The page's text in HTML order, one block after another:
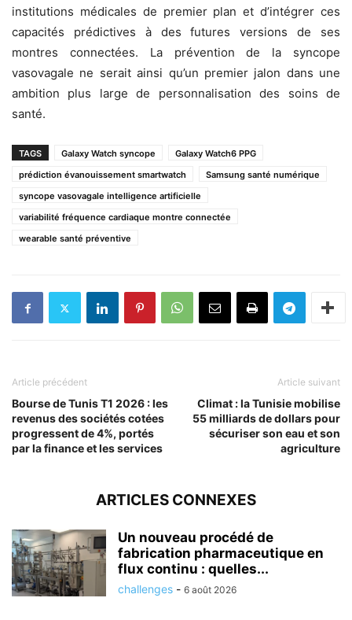
institutions médicales de premier plan et d’intégrer ces
capacités prédictives à des futures versions de ses
montres connectées. La prévention de la syncope
vasovagale ne serait ainsi qu’un premier jalon dans une
ambition plus large de personnalisation des soins de
santé.
TAGS Galaxy Watch syncope
Galaxy Watch6 PPG
prédiction évanouissement smartwatch
Samsung santé numérique
syncope vasovagale intelligence artificielle
variabilité fréquence cardiaque montre connectée
wearable santé préventive
Article précédent
Bourse de Tunis T1 2026 : les
revenus des sociétés cotées
progressent de 4%, portés
par la finance et les services
Article suivant
Climat : la Tunisie mobilise
55 milliards de dollars pour
sécuriser son eau et son
agriculture
ARTICLES CONNEXES
Un nouveau procédé de
fabrication pharmaceutique en
flux continu : quelles...
challenges - 6 août 2026